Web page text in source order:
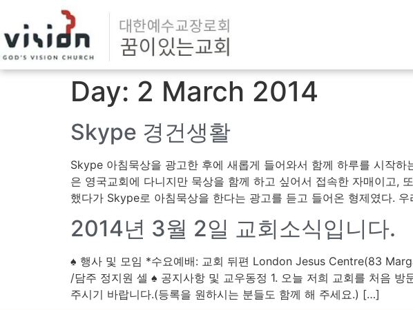
Day: 2 March 2014
Skype 경건생활
Skype 아침묵상을 광고한 후에 새롭게 들어와서 함께 하루를 시작
은 영국교회에 다니지만 묵상을 함께 하고 싶어서 접속한 자매이고,
했다가 Skype로 아침묵상을 한다는 광고를 듣고 들어온 형제였다.
2014년 3월 2일 교회소식입니다.
♠ 행사 및 모임 *수요예배: 교회 뒤편 London Jesus Centre(83
/담주 정지원 셀 ♠ 공지사항 및 교우동정 1. 오늘 저희 교회를 처음
주시기 바랍니다.(등록을 원하시는 분들도 함께 해 주세요.) […]